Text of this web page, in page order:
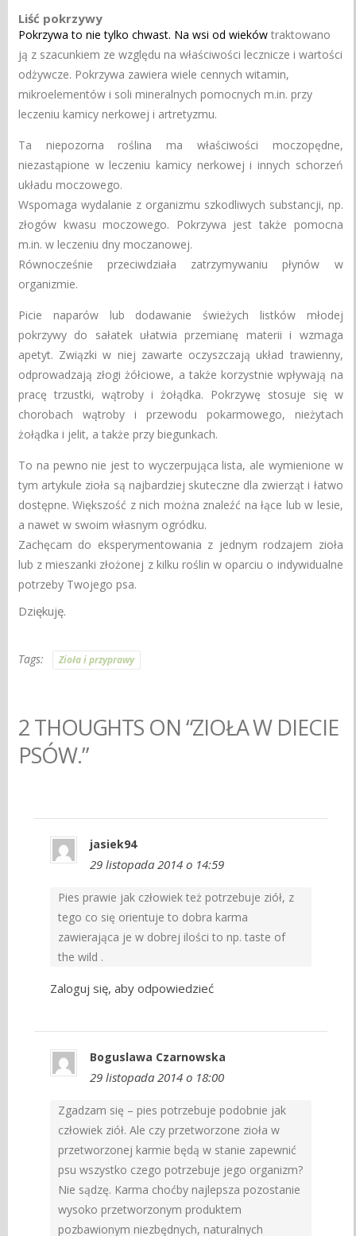
Liść pokrzywy
Pokrzywa to nie tylko chwast. Na wsi od wiekówtraktowano
ją z szacunkiem ze względu na właściwości lecznicze i wartości
odżywcze. Pokrzywa zawiera wiele cennych witamin,
mikroelementów i soli mineralnych pomocnych m.in. przy
leczeniu kamicy nerkowej i artretyzmu.
Ta niepozorna roślina ma właściwości moczopędne,
niezastąpione w leczeniu kamicy nerkowej i innych schorzeń
układu moczowego.
Wspomaga wydalanie z organizmu szkodliwych substancji, np.
złogów kwasu moczowego. Pokrzywa jest także pomocna
m.in. w leczeniu dny moczanowej.
Równocześnie przeciwdziała zatrzymywaniu płynów w
organizmie.
Picie naparów lub dodawanie świeżych listków młodej
pokrzywy do sałatek ułatwia przemianę materii i wzmaga
apetyt. Związki w niej zawarte oczyszczają układ trawienny,
odprowadzają złogi żółciowe, a także korzystnie wpływają na
pracę trzustki, wątroby i żołądka. Pokrzywę stosuje się w
chorobach wątroby i przewodu pokarmowego, nieżytach
żołądka i jelit, a także przy biegunkach.
To na pewno nie jest to wyczerpująca lista, ale wymienione w
tym artykule zioła są najbardziej skuteczne dla zwierząt i łatwo
dostępne. Większość z nich można znaleźć na łące lub w lesie,
a nawet w swoim własnym ogródku.
Zachęcam do eksperymentowania z jednym rodzajem zioła
lub z mieszanki złożonej z kilku roślin w oparciu o indywidualne
potrzeby Twojego psa.
Dziękuję.
Tags: Zioła i przyprawy
2 THOUGHTS ON “ZIOŁA W DIECIE
PSÓW.”
jasiek94
29 listopada 2014 o 14:59
Pies prawie jak człowiek też potrzebuje ziół, z
tego co się orientuje to dobra karma
zawierająca je w dobrej ilości to np. taste of
the wild .
Zaloguj się, aby odpowiedzieć
Boguslawa Czarnowska
29 listopada 2014 o 18:00
Zgadzam się – pies potrzebuje podobnie jak
człowiek ziół. Ale czy przetworzone zioła w
przetworzonej karmie będą w stanie zapewnić
psu wszystko czego potrzebuje jego organizm?
Nie sądzę. Karma choćby najlepsza pozostanie
wysoko przetworzonym produktem
pozbawionym niezbędnych, naturalnych